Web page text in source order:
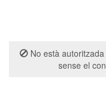
No està
sense el